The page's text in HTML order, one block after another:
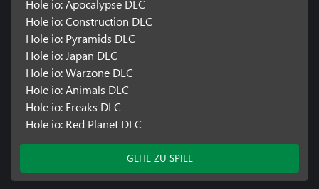
Hole io: Apocalypse DLC
Hole io: Construction DLC
Hole io: Pyramids DLC
Hole io: Japan DLC
Hole io: Warzone DLC
Hole io: Animals DLC
Hole io: Freaks DLC
Hole io: Red Planet DLC
GEHE ZU SPIEL